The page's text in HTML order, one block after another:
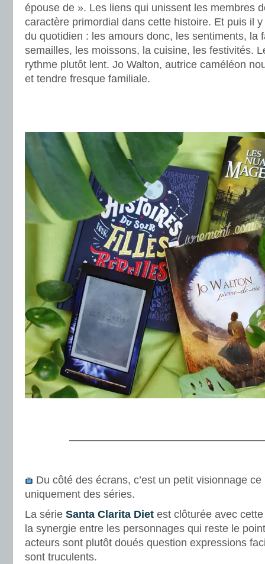
épouse de ». Les liens qui unissent les membres
caractère primordial dans cette histoire. Et puis il
du quotidien : les amours donc, les sentiments, la
semailles, les moissons, la cuisine, les festivités.
rythme plutôt lent. Jo Walton, autrice caméléon
et tendre fresque familiale.
Du côté des écrans, c’est un petit visionnage
uniquement des séries.
La série Santa Clarita Diet est clôturée avec
la synergie entre les personnages qui reste le
acteurs sont plutôt doués question expressions
sont truculents.